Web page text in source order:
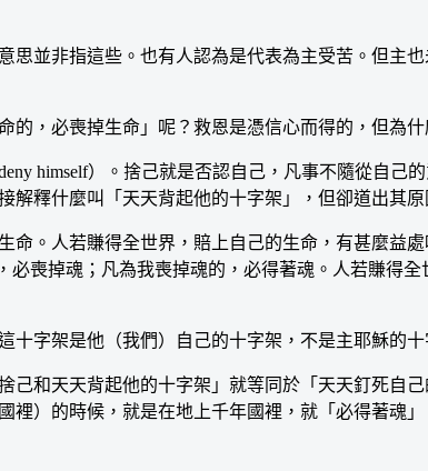
非指這些。也有人認為是代表為主受苦。但主
必喪掉生命」呢？救恩是憑信心而得的，但為什
himself）。捨己就是否認自己，凡事不隨從自己
解釋什麼叫「天天背起他的十字架」，但卻道出其
。人若賺得全世界，賠上自己的生命，有甚麼益
必喪掉魂；凡為我喪掉魂的，必得著魂。人若賺得
架是他（我們）自己的十字架，不是主耶穌的十
天天背起他的十字架」就等同於「天天釘死自
）的時候，就是在地上千年國裡，就「必得著魂